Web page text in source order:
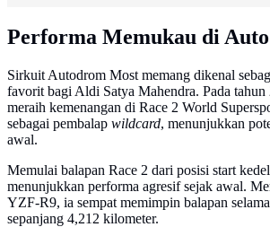
Performa Memukau di
Sirkuit Autodrom Most memang dikenal
favorit bagi Aldi Satya Mahendra. Pada tahun
meraih kemenangan di Race 2 World
sebagai pembalap wildcard, menunjukkan
awal.
Memulai balapan Race 2 dari posisi start
menunjukkan performa agresif sejak awal.
YZF-R9, ia sempat memimpin balapan
sepanjang 4,212 kilometer.